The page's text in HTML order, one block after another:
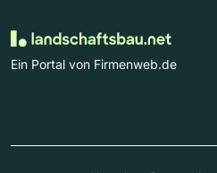
Ein Portal von Firmenweb.de